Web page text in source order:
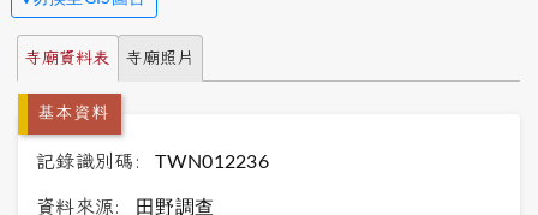
寺廟資料表 寺廟照片
基本資料
記錄識別碼: TWN012236
資料來源: 田野調查